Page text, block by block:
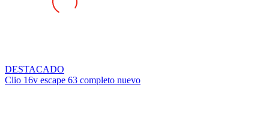
DESTACADO
Clio 16v escape 63 completo nuevo